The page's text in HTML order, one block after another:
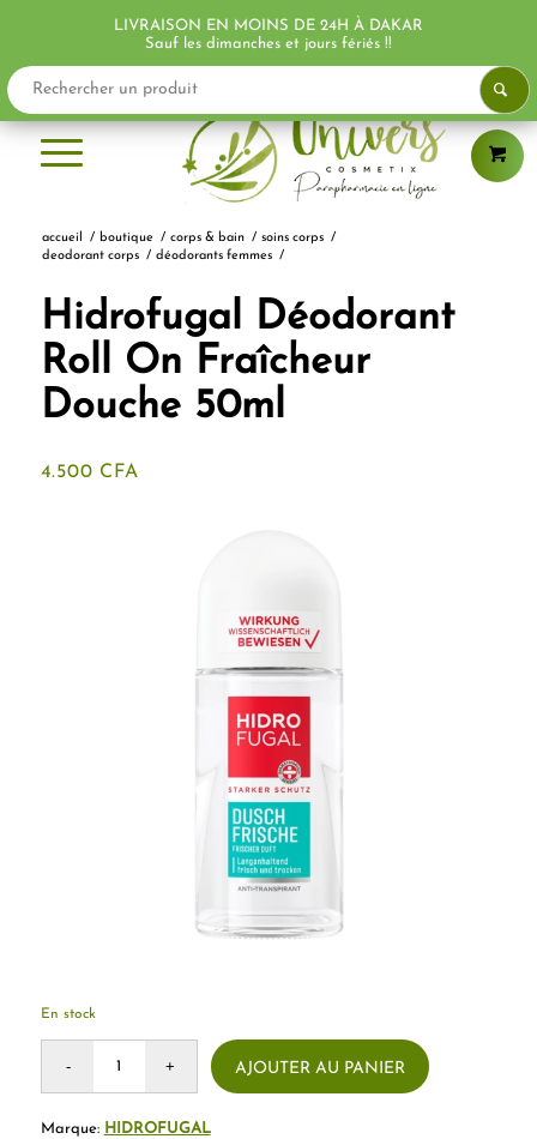
accueil / boutique / corps & bain / soins corps /
deodorant corps / déodorants femmes /
Hidrofugal Déodorant
Roll On Fraîcheur
Douche 50ml
4.500 CFA
En stock
AJOUTER AU PANIER
Marque: HIDROFUGAL
LIVRAISON EN MOINS DE 24H À DAKAR
Sauf les dimanches et jours fériés !!